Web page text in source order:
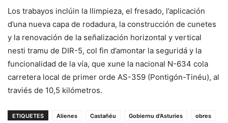
Los trabayos inclúin la llimpieza, el fresado, l’aplicación
d’una nueva capa de rodadura, la construcción de cunetes
y la renovación de la señalización horizontal y vertical
nesti tramu de DIR-5, col fin d’amontar la seguridá y la
funcionalidad de la vía, que xune la nacional N-634 cola
carretera local de primer orde AS-359 (Pontigón-Tinéu), al
traviés de 10,5 kilómetros.
ETIQUETES Alienes Castañéu Gobiernu d'Asturies
obres